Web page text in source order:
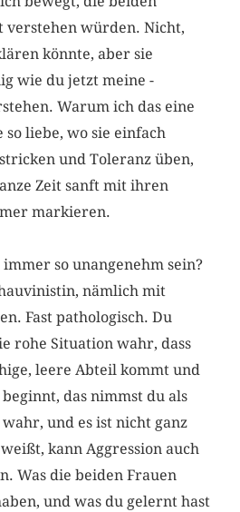
verstehen würden. Nicht,
könnte, aber sie
wie du jetzt meine
Warum ich das eine
so liebe, wo sie einfach
und Toleranz üben,
Zeit sanft mit ihren
markieren.
so unangenehm sein?
nämlich mit
Fast pathologisch. Du
rohe Situation wahr, dass
leere Abteil kommt und
das nimmst du als
und es ist nicht ganz
kann Aggression auch
Was die beiden Frauen
und was du gelernt hast